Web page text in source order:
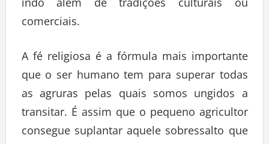
indo além de tradições culturais ou
comerciais.
A fé religiosa é a fórmula mais importante
que o ser humano tem para superar todas
as agruras pelas quais somos ungidos a
transitar. É assim que o pequeno agricultor
consegue suplantar aquele sobressalto que